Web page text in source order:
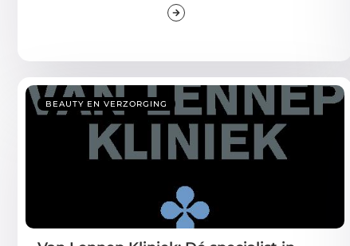
BEAUTY EN VERZORGING